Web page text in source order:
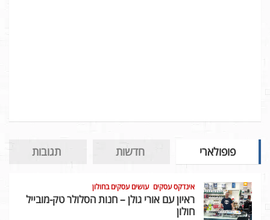
פופולארי חדשות תגובות
אינדקס עסקים עושים עסקים בחולון
ראיון עם אורי גולן – חנות הסלולר טק-מובייל
חולון